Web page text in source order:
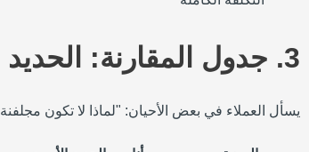
3. جدول المقارنة: الحديد الأسود مقابل البدائل
يسأل العملاء في بعض الأحيان: "لماذا لا تكون